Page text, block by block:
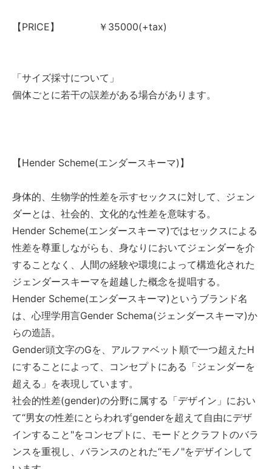
【PRICE】 ￥35000(+tax)
「サイズ採寸について」
個体ごとに若干の誤差がある場合があります。
【Hender Scheme(エンダースキーマ)】
身体的、生物学的性差を示すセックスに対して、ジェン
ダーとは、社会的、文化的な性差を意味する。
Hender Scheme(エンダースキーマ)ではセックスによる
性差を尊重しながらも、身なりにおいてジェンダーを介
することなく、人間の経験や環境によって構造化された
ジェンダースキーマを超越した概念を提唱する。
Hender Scheme(エンダースキーマ)というブランド名
は、心理学用言Gender Schema(ジェンダースキーマ)か
らの造語。
Gender頭文字のGを、アルファベット順で一つ超えたH
にすることによって、コンセプトにある「ジェンダーを
超える」を表現しています。
社会的性差(gender)の分野に属する「デザイン」におい
て“男女の性差にとらわれずgenderを超えて自由にデザ
インすること"をコンセプトに、モードとクラフトのバラ
ンスを重視し、バランスのとれた“モノ"をデザインして